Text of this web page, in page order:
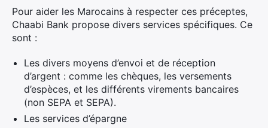
Pour aider les Marocains à respecter ces préceptes,
Chaabi Bank propose divers services spécifiques. Ce
sont :
Les divers moyens d’envoi et de réception
d’argent : comme les chèques, les versements
d’espèces, et les différents virements bancaires
(non SEPA et SEPA).
Les services d’épargne